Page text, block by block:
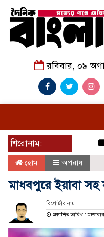
রবিবার, ০৯
শিরোনাম:
হোম অপরাধ
মাধবপুরে ইয়াবা
রিপোর্টার নাম
প্রকাশিত তারিখ :